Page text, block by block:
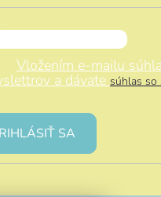
Vložením e-mailu
a dávate súhlas so
SA